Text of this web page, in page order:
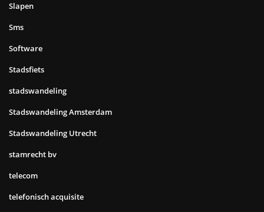
Slapen
Sms
Software
Stadsfiets
stadswandeling
Stadswandeling Amsterdam
Stadswandeling Utrecht
stamrecht bv
telecom
telefonisch acquisite